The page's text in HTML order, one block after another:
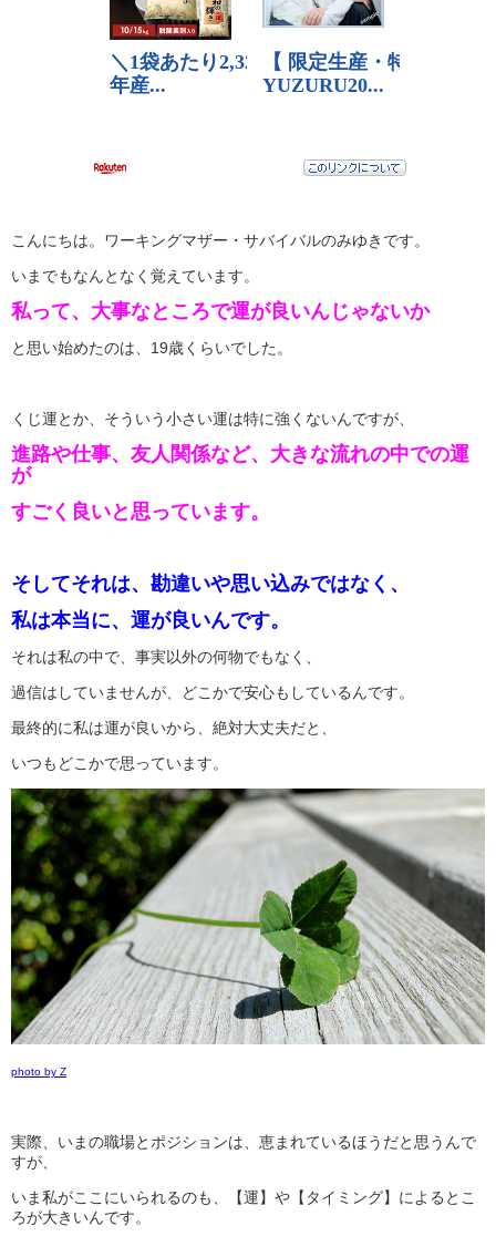
こんにちは。ワーキングマザー・サバイバルのみゆきです。
いまでもなんとなく覚えています。
私って、大事なところで運が良いんじゃないか
と思い始めたのは、19歳くらいでした。
くじ運とか、そういう小さい運は特に強くないんですが、
進路や仕事、友人関係など、大きな流れの中での運
が
すごく良いと思っています。
そしてそれは、勘違いや思い込みではなく、
私は本当に、運が良いんです。
それは私の中で、事実以外の何物でもなく、
過信はしていませんが、どこかで安心もしているんです。
最終的に私は運が良いから、絶対大丈夫だと、
いつもどこかで思っています。
photo by Z
実際、いまの職場とポジションは、恵まれているほうだと思うんで
すが、
いま私がここにいられるのも、【運】や【タイミング】によるとこ
ろが大きいんです。